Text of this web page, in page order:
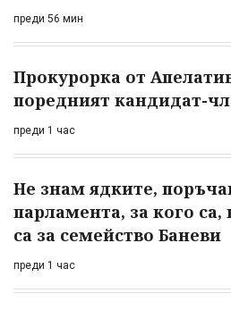
преди 56 мин
Прокурорка от
поредният кандидат-
преди 1 час
Не знам ядките,
парламента, за кого
са за семейство Баневи
преди 1 час